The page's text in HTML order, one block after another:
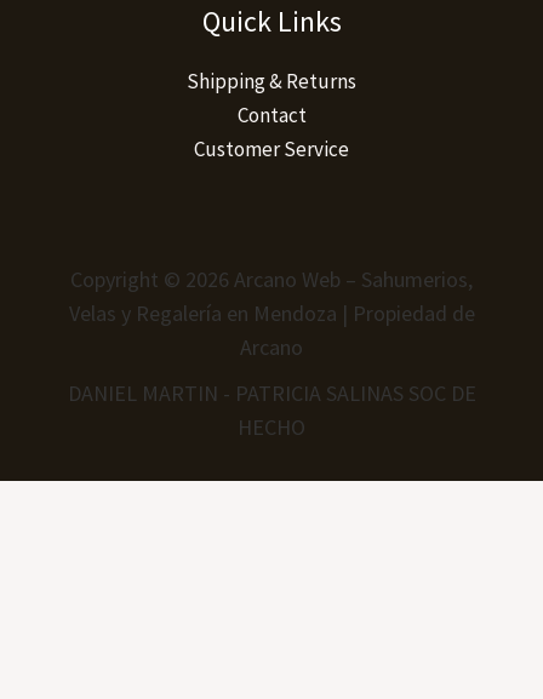
Quick Links
Shipping & Returns
Contact
Customer Service
Copyright © 2026 Arcano Web – Sahumerios,
Velas y Regalería en Mendoza | Propiedad de
Arcano
DANIEL MARTIN - PATRICIA SALINAS SOC DE
HECHO